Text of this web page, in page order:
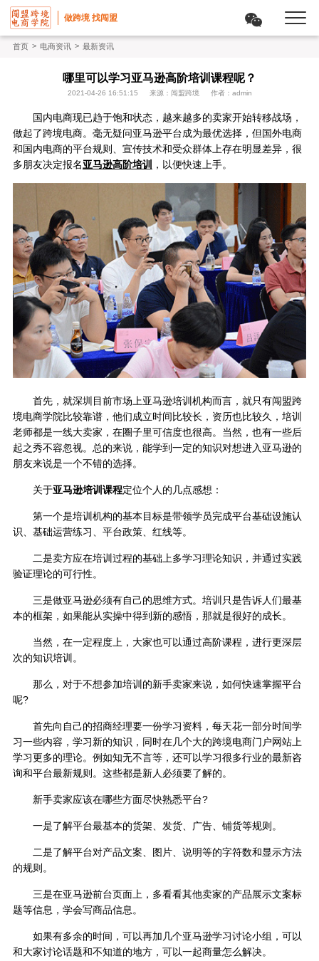
做跨境 找闯盟
首页 > 电商资讯 > 最新资讯
哪里可以学习亚马逊高阶培训课程呢？
2021-04-26 16:51:15 来源：闯盟跨境 作者：admin
国内电商现已趋于饱和状态，越来越多的卖家开始转移战场，
做起了跨境电商。毫无疑问亚马逊平台成为最优选择，但国外电商
和国内电商的平台规则、宣传技术和受众群体上存在明显差异，很
多朋友决定报名亚马逊高阶培训 ，以便快速上手。
首先，就深圳目前市场上亚马逊培训机构而言，就只有闯盟跨
境电商学院比较靠谱，他们成立时间比较长，资历也比较久，培训
老师都是一线大卖家，在圈子里可信度也很高。当然，也有一些后
起之秀不容忽视。总的来说，能学到一定的知识对想进入亚马逊的
朋友来说是一个不错的选择。
关于亚马逊培训课程定位个人的几点感想：
第一个是培训机构的基本目标是带领学员完成平台基础设施认
识、基础运营练习、平台政策、红线等。
二是卖方应在培训过程的基础上多学习理论知识，并通过实践
验证理论的可行性。
三是做亚马逊必须有自己的思维方式。培训只是告诉人们最基
本的框架，如果能从实操中得到新的感悟，那就是很好的成长。
当然，在一定程度上，大家也可以通过高阶课程，进行更深层
次的知识培训。
那么，对于不想参加培训的新手卖家来说，如何快速掌握平台
呢?
首先向自己的招商经理要一份学习资料，每天花一部分时间学
习一些内容，学习新的知识，同时在几个大的跨境电商门户网站上
学习更多的理论。例如知无不言等，还可以学习很多行业的最新咨
询和平台最新规则。这些都是新人必须要了解的。
新手卖家应该在哪些方面尽快熟悉平台?
一是了解平台最基本的货架、发货、广告、铺货等规则。
二是了解平台对产品文案、图片、说明等的字符数和显示方法
的规则。
三是在亚马逊前台页面上，多看看其他卖家的产品展示文案标
题等信息，学会写商品信息。
如果有多余的时间，可以再加几个亚马逊学习讨论小组，可以
和大家讨论话题和不知道的地方，可以一起商量怎么解决。